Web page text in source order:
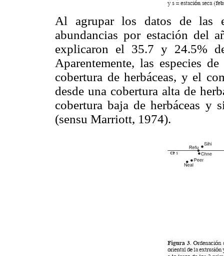
Al agrupar los datos de las
abundancias por estación del
explicaron el 35.7 y 24.5%
Aparentemente, las especies
cobertura de herbáceas, y el
desde una cobertura alta de
cobertura baja de herbáceas
(sensu Marriott, 1974).